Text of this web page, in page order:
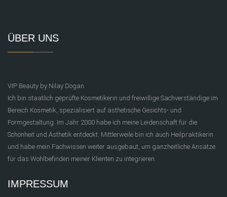
ÜBER UNS
VIP Beauty by Nilay Dogan
Ich bin staatlich geprüfte Kosmetikerin und freiwillige Sachverständige im
Bereich Kosmetik, spezialisiert auf ästhetische Gesichts- und
Formgestaltung. Im Jahr 2000 habe ich meine Leidenschaft für die
Schönheit und Ästhetik entdeckt. Mittlerweile bin ich auch Heilpraktikerin
und habe mein Fachwissen weiter ausgebaut, um ganzheitliche Ansätze
für das Wohlbefinden meiner Klienten zu integrieren.
IMPRESSUM